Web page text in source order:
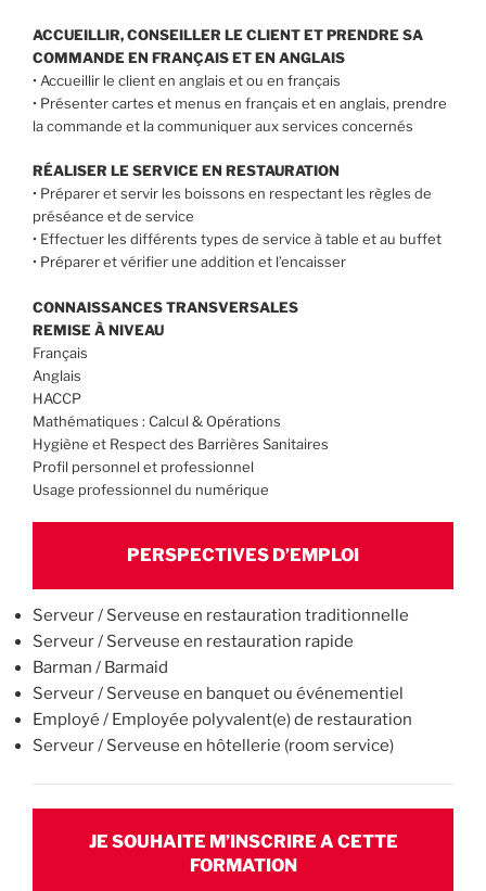
ACCUEILLIR, CONSEILLER LE CLIENT ET PRENDRE SA
COMMANDE EN FRANÇAIS ET EN ANGLAIS
• Accueillir le client en anglais et ou en français
• Présenter cartes et menus en français et en anglais, prendre
la commande et la communiquer aux services concernés
RÉALISER LE SERVICE EN RESTAURATION
• Préparer et servir les boissons en respectant les règles de
préséance et de service
• Effectuer les différents types de service à table et au buffet
• Préparer et vérifier une addition et l’encaisser
CONNAISSANCES TRANSVERSALES
REMISE À NIVEAU
Français
Anglais
HACCP
Mathématiques : Calcul & Opérations
Hygiène et Respect des Barrières Sanitaires
Profil personnel et professionnel
Usage professionnel du numérique
PERSPECTIVES D’EMPLOI
Serveur / Serveuse en restauration traditionnelle
Serveur / Serveuse en restauration rapide
Barman / Barmaid
Serveur / Serveuse en banquet ou événementiel
Employé / Employée polyvalent(e) de restauration
Serveur / Serveuse en hôtellerie (room service)
JE SOUHAITE M’INSCRIRE A CETTE
FORMATION